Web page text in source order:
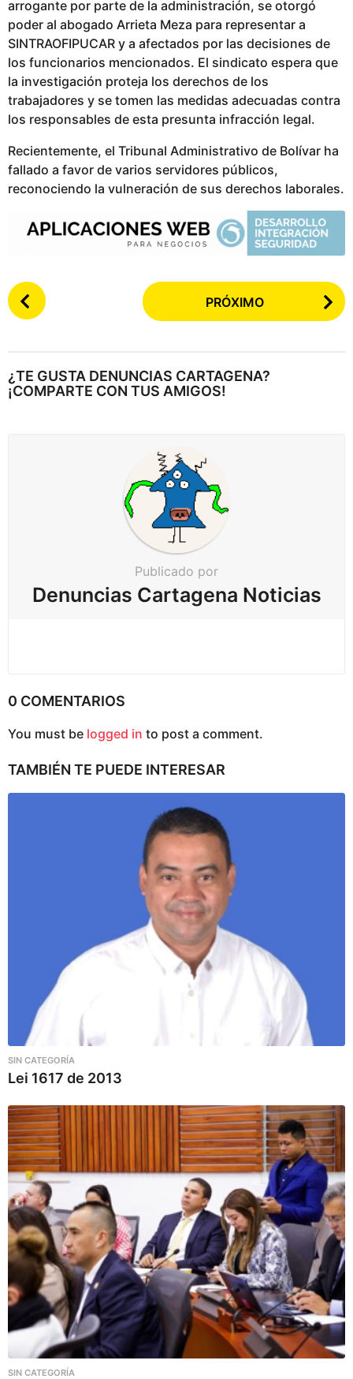
arrogante por parte de la administración, se otorgó
poder al abogado Arrieta Meza para representar a
SINTRAOFIPUCAR y a afectados por las decisiones de
los funcionarios mencionados. El sindicato espera que
la investigación proteja los derechos de los
trabajadores y se tomen las medidas adecuadas contra
los responsables de esta presunta infracción legal.
Recientemente, el Tribunal Administrativo de Bolívar ha
fallado a favor de varios servidores públicos,
reconociendo la vulneración de sus derechos laborales.
P
o
e
a
PRÓXIMO
¿TE GUSTA DENUNCIAS CARTAGENA?
¡COMPARTE CON TUS AMIGOS!
Publicado por
Denuncias Cartagena Noticias
0 COMENTARIOS
You must be logged in to post a comment.
TAMBIÉN TE PUEDE INTERESAR
SIN CATEGORÍA
Lei 1617 de 2013
SIN CATEGORÍA